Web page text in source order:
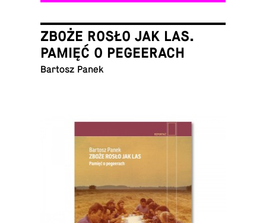
ZBOŻE ROSŁO JAK LAS.
PAMIĘĆ O PEGEERACH
Bartosz Panek